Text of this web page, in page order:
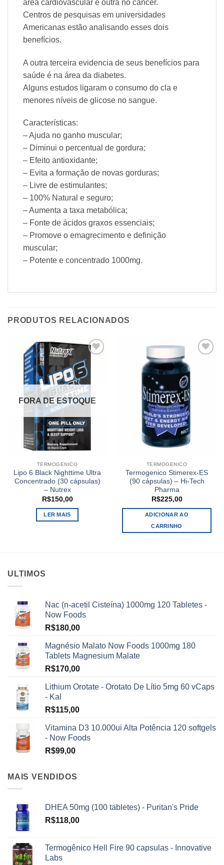
área cardiovascular e outra no cancer.
Centros de pesquisas em universidades
Americanas estão analisando esses dois
benefícios.
A outra terceira evidencia de seus benefícios para
saúde é na área da diabetes.
Alguns estudos ligaram o consumo do cla e
menores níveis de glicose no sangue.
Características:
– Ajuda no ganho muscular;
– Diminui o percentual de gordura;
– Efeito antioxidante;
– Evita a formação de novas gorduras;
– Livre de estimulantes;
– 100% Natural e seguro;
– Aumenta a taxa metabólica;
– Fonte de ácidos graxos essenciais;
– Promove o emagrecimento e definição
muscular;
– Potente e concentrado 1000mg.
PRODUTOS RELACIONADOS
Add to
wishlist
FORA DE ESTOQUE
TERMOGENICO
Lipo 6 Black Nighttime Ultra
Concentrado (30 cápsulas)
– Nutrex
R$150,00
LER MAIS
TERMOGENICO
Termogenico Stimerex-ES
(90 cápsulas) – Hi-Tech
Pharma
R$225,00
ADICIONAR AO
CARRINHO
ULTIMOS
Nac (n-acetil Cisteína) 1000mg 120 Tabletes -
Now Foods
R$180,00
Magnésio Malato Now Foods 1000mg 180
Tablets Magnesium Malate
R$170,00
Lithium Orotate - Orotato De Lítio 5mg 60 vCaps
- Kal
R$115,00
Vitamina D3 10.000ui Alta Potência 120 softgels
- Now Foods
R$99,00
MAIS VENDIDOS
DHEA 50mg (100 tabletes) - Puritan's Pride
R$118,00
Termogênico Hell Fire 90 capsulas - Innovative
Labs